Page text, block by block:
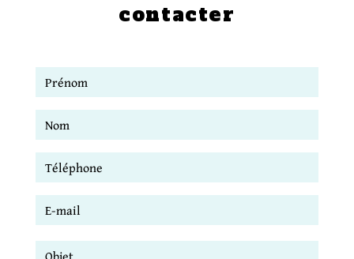
contacter